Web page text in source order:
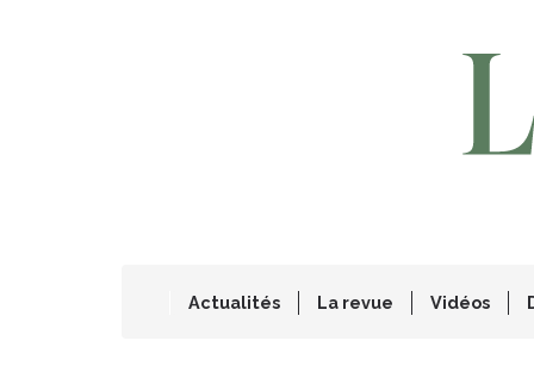
Actualités La revue Vidéos